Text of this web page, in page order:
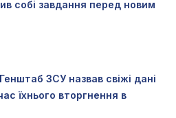
собі завдання перед новим
ЗСУ назвав свіжі дані
їхнього вторгнення в